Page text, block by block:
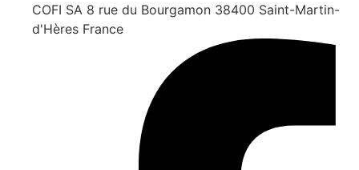
COFI SA 8 rue du Bourgamon 38400 Saint-Martin-
d'Hères France